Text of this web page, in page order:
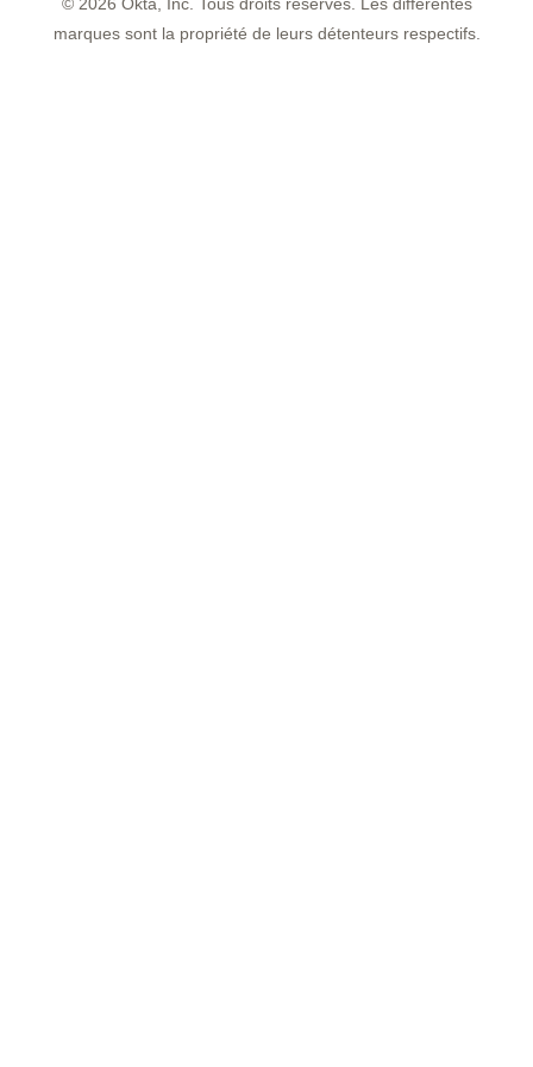
marques sont la propriété de leurs détenteurs respectifs.